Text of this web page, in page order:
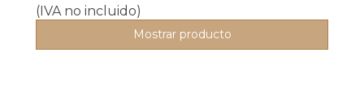
(IVA no incluido)
Mostrar producto